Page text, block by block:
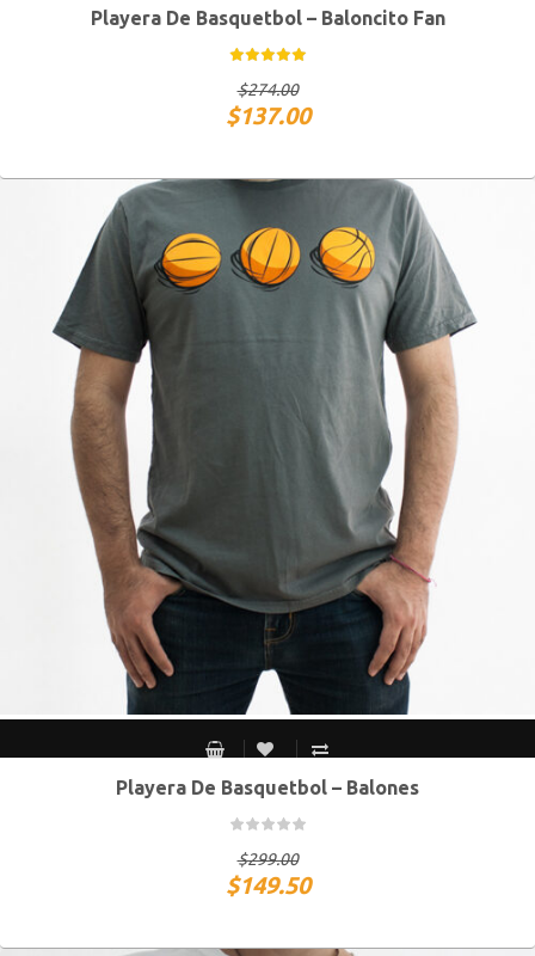
CH M G XG
Playera De Basquetbol – Baloncito Fan
$274.00
$137.00
S MEX / XS USA M MEX / S USA G MEX / M USA XG MEX / G USA
Playera De Basquetbol – Balones
$299.00
$149.50